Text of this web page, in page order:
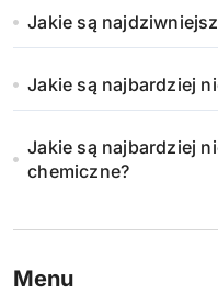
Jakie są
Jakie są najbardziej
Jakie są najbardziej
chemiczne?
Menu